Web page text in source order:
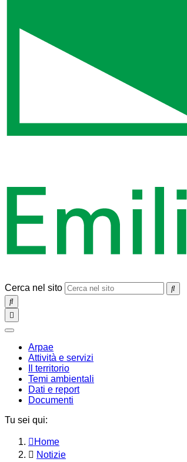
Cerca nel sito
SEARCH
Toggle
navigation
chiudi
Arpae
Attività e servizi
Il territorio
Temi ambientali
Dati e report
Documenti
Tu sei qui:
Home
Notizie